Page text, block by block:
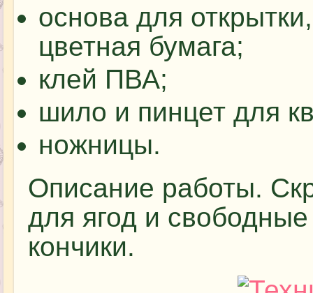
основа для
цветная бумага;
клей ПВА;
шило и пинцет для
ножницы.
Описание работы.
для ягод и
кончики.